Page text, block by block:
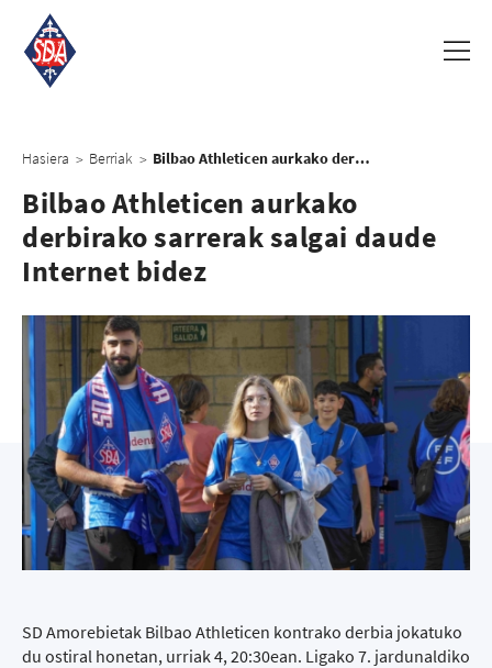
Hasiera > Berriak > Bilbao Athleticen aurkako derbirako sarrerak salgai daude Internet bidez
Bilbao Athleticen aurkako
derbirako sarrerak salgai daude
Internet bidez
SD Amorebietak Bilbao Athleticen kontrako derbia jokatuko
du ostiral honetan, urriak 4, 20:30ean. Ligako 7. jardunaldiko